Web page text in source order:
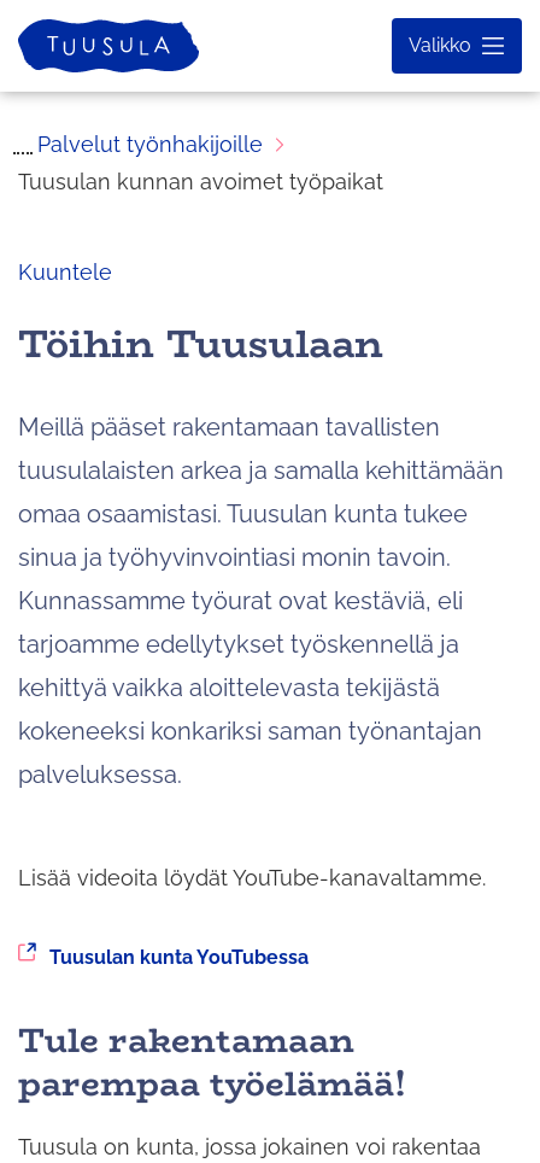
Siirry
sisältöön
Etusivu
Valikko
Palvelut työnhakijoille
Tuusulan kunnan avoimet työpaikat
Kuuntele
Töihin Tuusulaan
Meillä pääset rakentamaan tavallisten
tuusulalaisten arkea ja samalla kehittämään
omaa osaamistasi. Tuusulan kunta tukee
sinua ja työhyvinvointiasi monin tavoin.
Kunnassamme työurat ovat kestäviä, eli
tarjoamme edellytykset työskennellä ja
kehittyä vaikka aloittelevasta tekijästä
kokeneeksi konkariksi saman työnantajan
palveluksessa.
Lisää videoita löydät YouTube-kanavaltamme.
Siirryt
palveluun
Tuusulan kunta YouTubessa
Tule rakentamaan
parempaa työelämää!
Tuusula on kunta, jossa jokainen voi rakentaa